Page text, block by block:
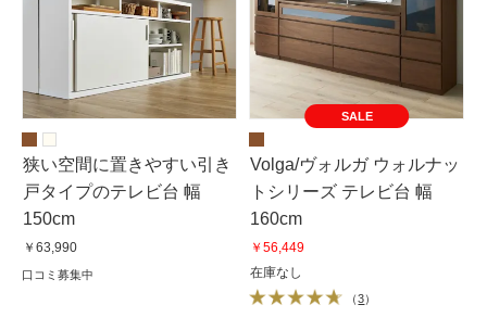
狭い空間に置きやすい引き
戸タイプのテレビ台 幅
150cm
￥63,990
口コミ募集中
SALE
Volga/ヴォルガ ウォルナッ
トシリーズ テレビ台 幅
160cm
￥56,449
在庫なし
（3）